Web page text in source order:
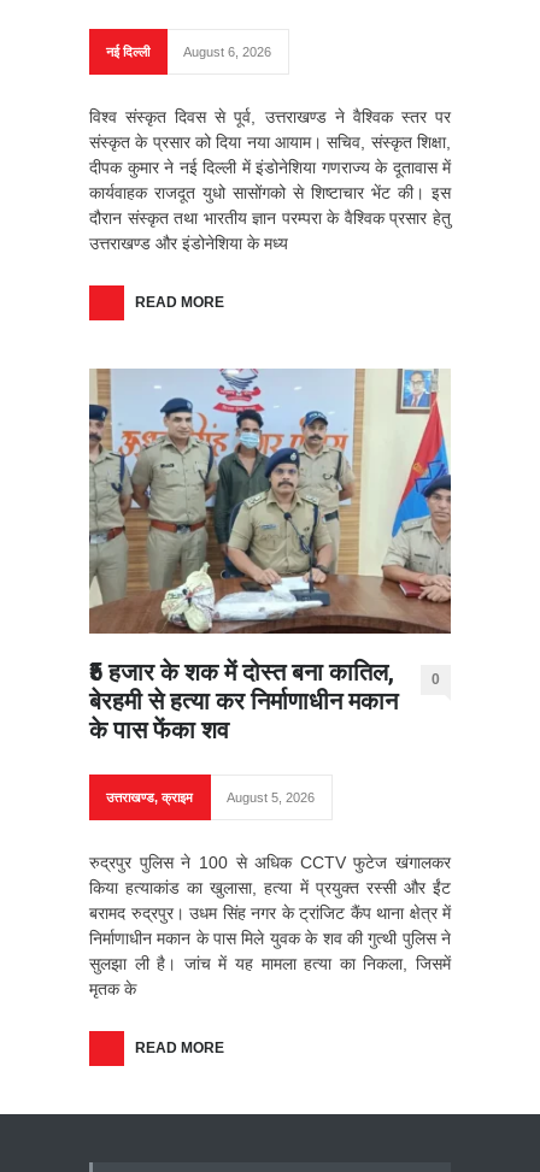
नई दिल्ली August 6, 2026
विश्व संस्कृत दिवस से पूर्व, उत्तराखण्ड ने वैश्विक स्तर पर
संस्कृत के प्रसार को दिया नया आयाम। सचिव, संस्कृत शिक्षा,
दीपक कुमार ने नई दिल्ली में इंडोनेशिया गणराज्य के दूतावास में
कार्यवाहक राजदूत युधो सासोंगको से शिष्टाचार भेंट की। इस
दौरान संस्कृत तथा भारतीय ज्ञान परम्परा के वैश्विक प्रसार हेतु
उत्तराखण्ड और इंडोनेशिया के मध्य
READ MORE
₹5 हजार के शक में दोस्त बना कातिल,
बेरहमी से हत्या कर निर्माणाधीन मकान
के पास फेंका शव
0
उत्तराखण्ड,क्राइम August 5, 2026
रुद्रपुर पुलिस ने 100 से अधिक CCTV फुटेज खंगालकर
किया हत्याकांड का खुलासा, हत्या में प्रयुक्त रस्सी और ईंट
बरामद रुद्रपुर। उधम सिंह नगर के ट्रांजिट कैंप थाना क्षेत्र में
निर्माणाधीन मकान के पास मिले युवक के शव की गुत्थी पुलिस ने
सुलझा ली है। जांच में यह मामला हत्या का निकला, जिसमें
मृतक के
READ MORE